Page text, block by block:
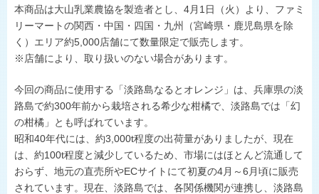
本商品は大山乳業農協を製造者とし、4月1日（火）より、ファミ
リーマートの関西・中国・四国・九州（宮崎県・鹿児島県を除
く）エリア約5,000店舗にて数量限定で販売します。
※店舗により、取り扱いのない場合があります。
今回の商品に使用する「淡路島なるとオレンジ」は、兵庫県の淡
路島で約300年前から栽培される希少な柑橘で、淡路島では「幻
の柑橘」とも呼ばれています。
昭和40年代には、約3,000t程度の出荷量がありましたが、現在
は、約100t程度と減少しているため、市場にはほとんど流通して
おらず、地元の直売所やECサイトにて初夏の4月～6月頃に販売
されています。現在、淡路島では、各関係機関が連携し、淡路島